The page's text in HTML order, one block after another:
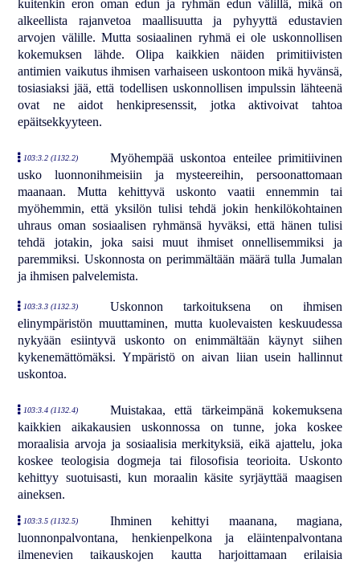
kuitenkin eron oman edun ja ryhmän edun välillä, mikä on
alkeellista rajanvetoa maallisuutta ja pyhyyttä edustavien
arvojen välille. Mutta sosiaalinen ryhmä ei ole uskonnollisen
kokemuksen lähde. Olipa kaikkien näiden primitiivisten
antimien vaikutus ihmisen varhaiseen uskontoon mikä hyvänsä,
tosiasiaksi jää, että todellisen uskonnollisen impulssin lähteenä
ovat ne aidot henkipresenssit, jotka aktivoivat tahtoa
epäitsekkyyteen.
103:3.2 (1132.2)
Myöhempää uskontoa enteilee primitiivinen
usko luonnonihmeisiin ja mysteereihin, persoonattomaan
maanaan. Mutta kehittyvä uskonto vaatii ennemmin tai
myöhemmin, että yksilön tulisi tehdä jokin henkilökohtainen
uhraus oman sosiaalisen ryhmänsä hyväksi, että hänen tulisi
tehdä jotakin, joka saisi muut ihmiset onnellisemmiksi ja
paremmiksi. Uskonnosta on perimmältään määrä tulla Jumalan
ja ihmisen palvelemista.
103:3.3 (1132.3)
Uskonnon tarkoituksena on ihmisen
elinympäristön muuttaminen, mutta kuolevaisten keskuudessa
nykyään esiintyvä uskonto on enimmältään käynyt siihen
kykenemättömäksi. Ympäristö on aivan liian usein hallinnut
uskontoa.
103:3.4 (1132.4)
Muistakaa, että tärkeimpänä kokemuksena
kaikkien aikakausien uskonnossa on tunne, joka koskee
moraalisia arvoja ja sosiaalisia merkityksiä, eikä ajattelu, joka
koskee teologisia dogmeja tai filosofisia teorioita. Uskonto
kehittyy suotuisasti, kun moraalin käsite syrjäyttää maagisen
aineksen.
103:3.5 (1132.5)
Ihminen kehittyi maanana, magiana,
luonnonpalvontana, henkienpelkona ja eläintenpalvontana
ilmenevien taikauskojen kautta harjoittamaan erilaisia